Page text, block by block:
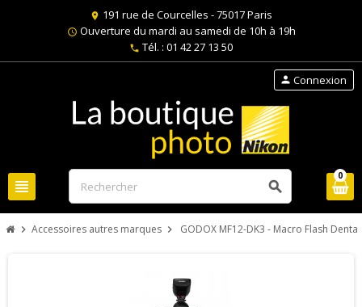
location_on 191 rue de Courcelles - 75017 Paris
schedule Ouverture du mardi au samedi de 10h à 19h
phone Tél. : 01 42 27 13 50
view_headline search
person Connexion
0
chevron_right Accessoires autres marques chevron_right GODOX MF12-DK3 - Macro Flash